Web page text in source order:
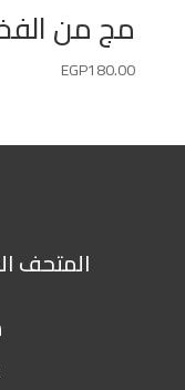
مج من
EGP180.00
المتحف